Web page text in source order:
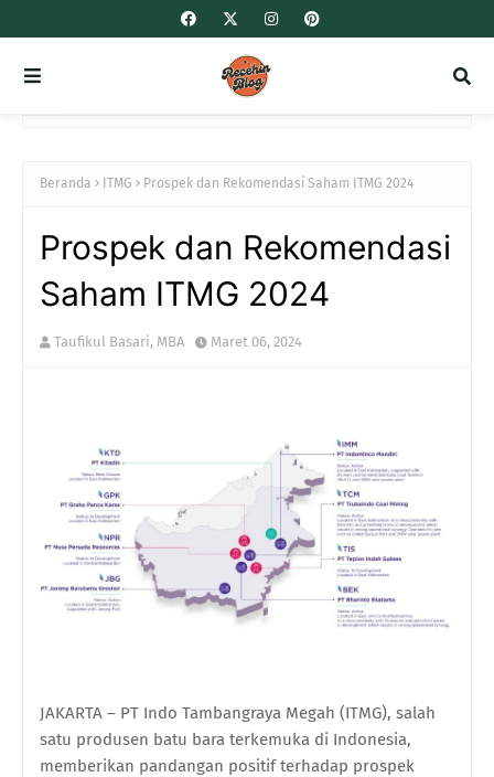
Beranda ITMG Prospek dan Rekomendasi Saham ITMG 2024
Prospek dan Rekomendasi
Saham ITMG 2024
Taufikul Basari, MBA Maret 06, 2024
JAKARTA – PT Indo Tambangraya Megah (ITMG), salah
satu produsen batu bara terkemuka di Indonesia,
memberikan pandangan positif terhadap prospek